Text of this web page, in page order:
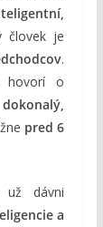
človek je
.
hovorí o
pred 6
už dávni
a